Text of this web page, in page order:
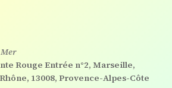
Rouge Entrée n°2, Marseille,
13008, Provence-Alpes-Côte